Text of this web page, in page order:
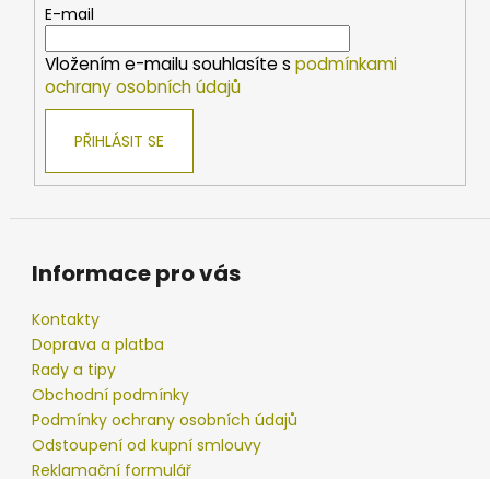
E-mail
Vložením e-mailu souhlasíte s podmínkami
ochrany osobních údajů
PŘIHLÁSIT SE
Informace pro vás
Kontakty
Doprava a platba
Rady a tipy
Obchodní podmínky
Podmínky ochrany osobních údajů
Odstoupení od kupní smlouvy
Reklamační formulář